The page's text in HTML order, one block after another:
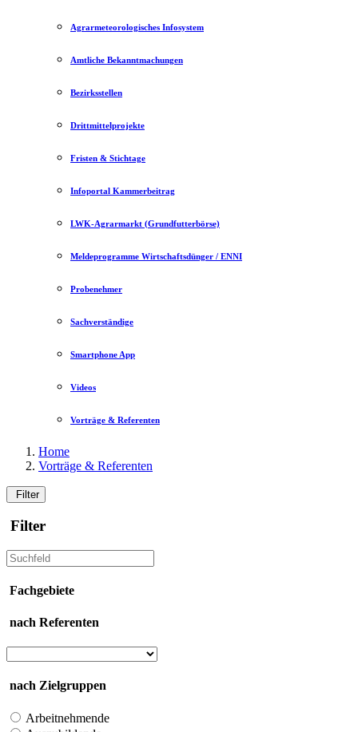
Agrarmeteorologisches Infosystem
Amtliche Bekanntmachungen
Bezirksstellen
Drittmittelprojekte
Fristen & Stichtage
Infoportal Kammerbeitrag
LWK-Agrarmarkt (Grundfutterbörse)
Meldeprogramme Wirtschaftsdünger / ENNI
Probenehmer
Sachverständige
Smartphone App
Videos
Vorträge & Referenten
Home
Vorträge & Referenten
Filter
Filter
Fachgebiete
nach Referenten
nach Zielgruppen
Arbeitnehmende